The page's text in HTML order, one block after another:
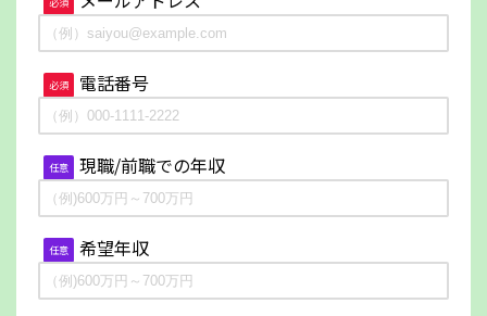
必須 電話番号
任意 現職/前職での年収
任意 希望年収